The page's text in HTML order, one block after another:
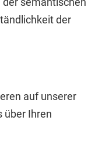
der
auf unserer
über Ihren